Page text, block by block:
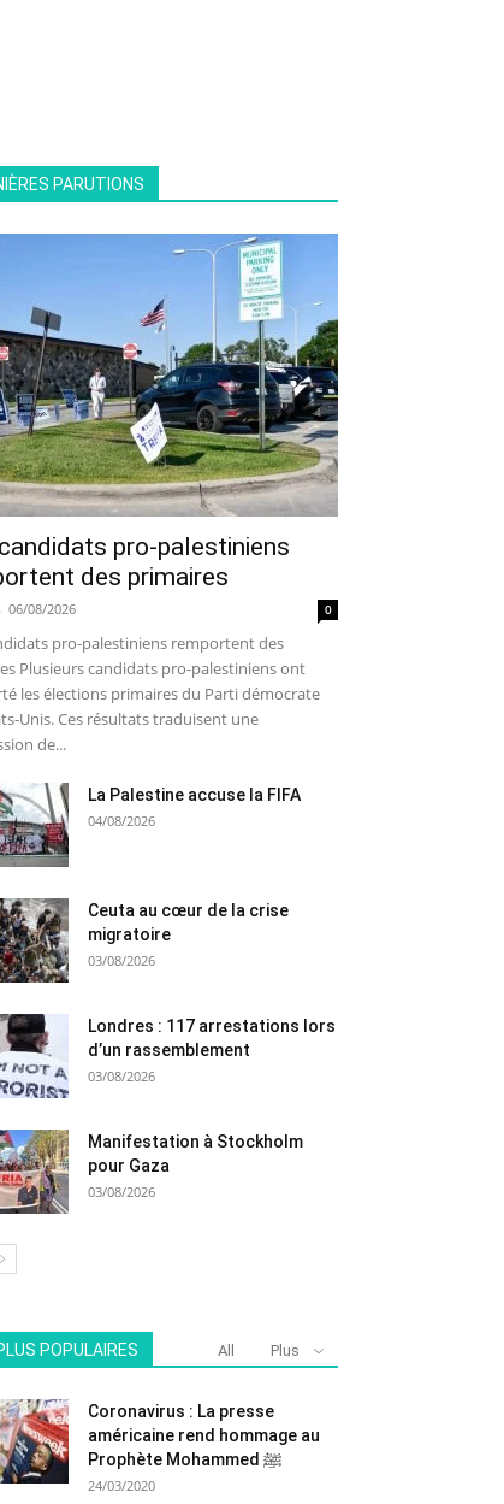
PARUTIONS
pro-palestiniens
des primaires
- 06/08/2026 0
pro-palestiniens remportent des
Plusieurs candidats pro-palestiniens ont
les élections primaires du Parti démocrate
Unis. Ces résultats traduisent une
de...
La Palestine accuse la FIFA
04/08/2026
Ceuta au cœur de la crise
migratoire
03/08/2026
Londres : 117 arrestations lors
d’un rassemblement
03/08/2026
Manifestation à Stockholm
pour Gaza
03/08/2026
POPULAIRES All Plus
Coronavirus : La presse
américaine rend hommage au
Prophète Mohammed ﷺ
24/03/2020